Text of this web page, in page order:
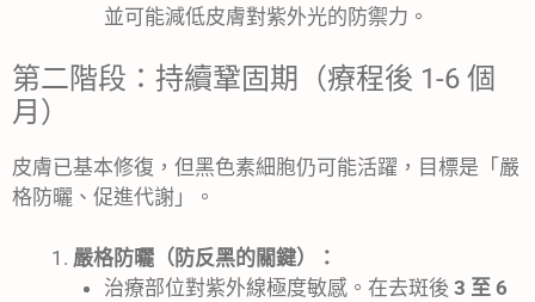
並可能減低皮膚對紫外光的防禦力。
第二階段：持續鞏固期（療程後 1-6 個
月）
皮膚已基本修復，但黑色素細胞仍可能活躍，目標是「嚴
格防曬、促進代謝」。
嚴格防曬（防反黑的關鍵）：
治療部位對紫外線極度敏感。在去斑後 3 至 6